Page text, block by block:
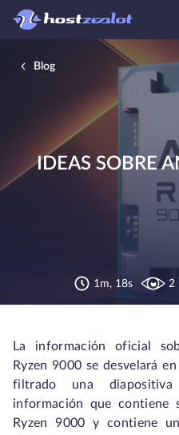
Blog
IDEAS SOBRE
1m, 18s 2
La información oficial
Ryzen 9000 se desvelará
filtrado una
información que contiene
Ryzen 9000 y contiene